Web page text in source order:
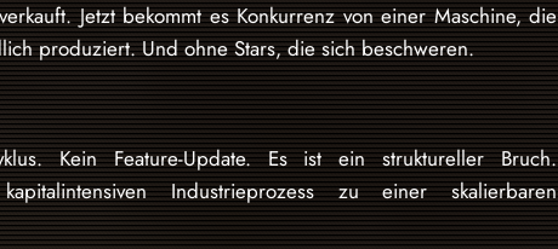
Jetzt bekommt es Konkurrenz von einer Maschine, die
produziert. Und ohne Stars, die sich beschweren.
Kein Feature-Update. Es ist ein struktureller Bruch.
Industrieprozess zu einer skalierbaren